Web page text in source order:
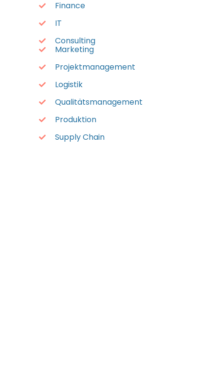
Finance
IT
Consulting
Marketing
Projektmanagement
Logistik
Qualitätsmanagement
Produktion
Supply Chain